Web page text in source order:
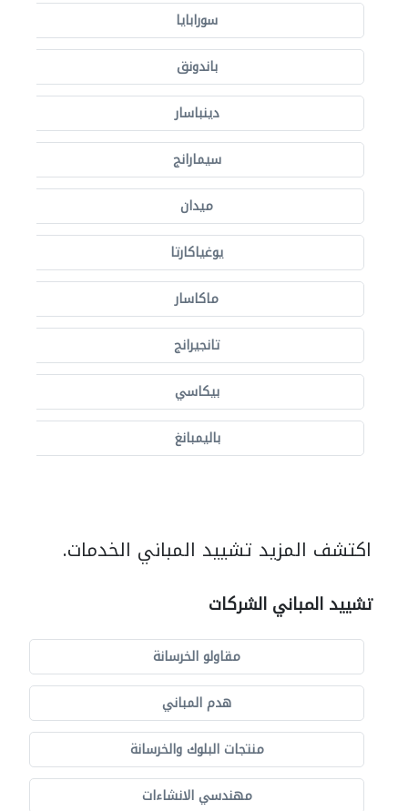
سورابايا
باندونق
دينباسار
سيمارانج
ميدان
يوغياكارتا
ماكاسار
تانجيرانج
بيكاسي
باليمبانغ
اكتشف المزيد تشييد المباني الخدمات.
تشييد المباني الشركات
مقاولو الخرسانة
هدم المباني
منتجات البلوك والخرسانة
مهندسي الانشاءات